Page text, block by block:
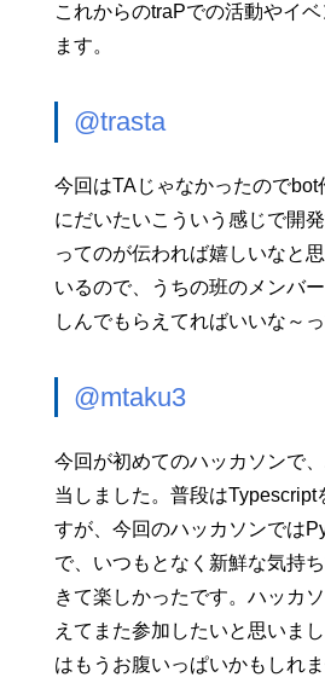
これからのtraPでの活動やイ
ます。
@trasta
今回はTAじゃなかったのでbot
にだいたいこういう感じで開
ってのが伝われば嬉しいなと
いるので、うちの班のメンバ
しんでもらえてればいいな～っ
@mtaku3
今回が初めてのハッカソンで
当しました。普段はTypescript
すが、今回のハッカソンでは
で、いつもとなく新鮮な気持
きて楽しかったです。ハッカ
えてまた参加したいと思いま
はもうお腹いっぱいかもしれま